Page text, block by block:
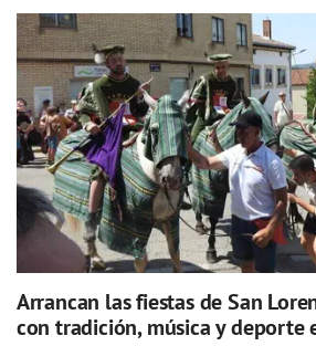
Arrancan las fiestas de San
con tradición, música y deporte